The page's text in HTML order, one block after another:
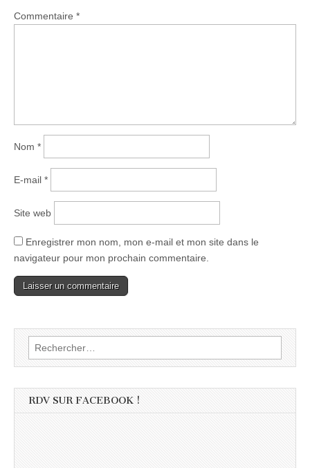
Commentaire *
Nom *
E-mail *
Site web
Enregistrer mon nom, mon e-mail et mon site dans le
navigateur pour mon prochain commentaire.
Rechercher :
RDV SUR FACEBOOK !